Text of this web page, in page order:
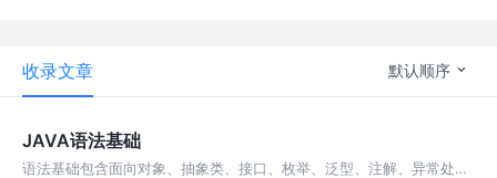
收录文章 默认顺序
JAVA语法基础
语法基础包含面向对象、抽象类、接口、枚举、泛型、注解、异常处